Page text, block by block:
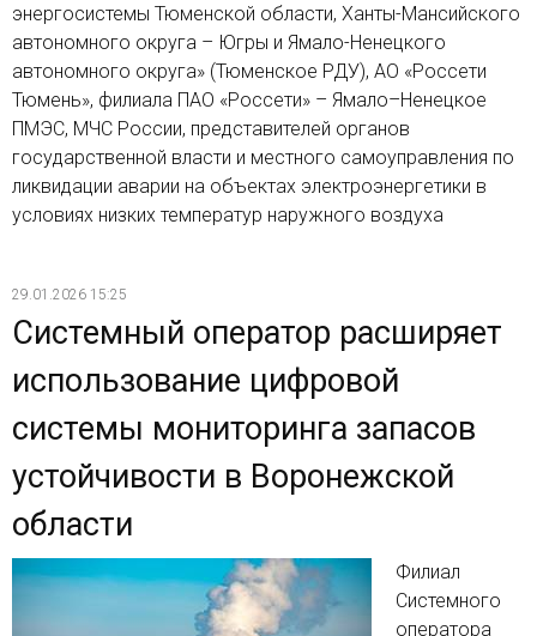
энергосистемы Тюменской области, Ханты-Мансийского
автономного округа – Югры и Ямало-Ненецкого
автономного округа» (Тюменское РДУ), АО «Россети
Тюмень», филиала ПАО «Россети» – Ямало–Ненецкое
ПМЭС, МЧС России, представителей органов
государственной власти и местного самоуправления по
ликвидации аварии на объектах электроэнергетики в
условиях низких температур наружного воздуха
29.01.2026 15:25
Системный оператор расширяет
использование цифровой
системы мониторинга запасов
устойчивости в Воронежской
области
Филиал
Системного
оператора